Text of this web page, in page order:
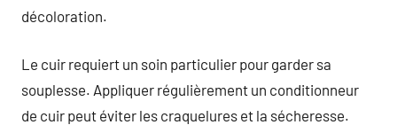
décoloration.
Le cuir requiert un soin particulier pour garder sa
souplesse. Appliquer régulièrement un conditionneur
de cuir peut éviter les craquelures et la sécheresse.